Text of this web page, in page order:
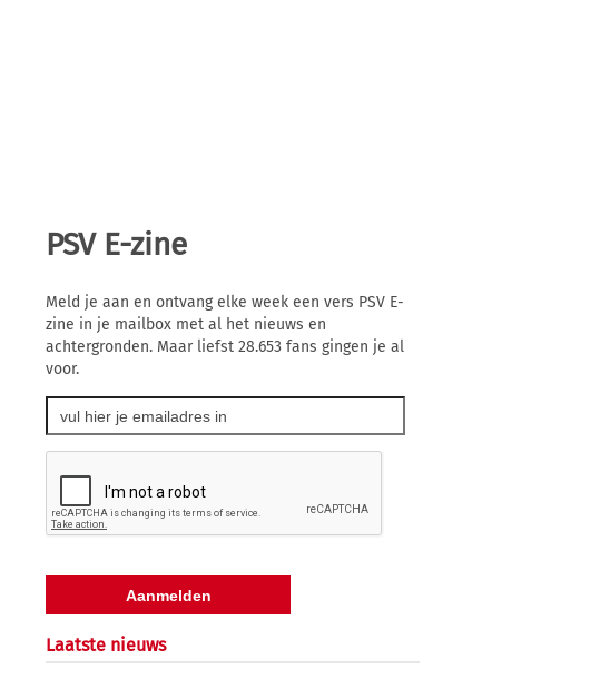
PSV E-zine
Meld je aan en ontvang elke week een vers PSV E-
zine in je mailbox met al het nieuws en
achtergronden. Maar liefst 28.653 fans gingen je al
voor.
Laatste nieuws